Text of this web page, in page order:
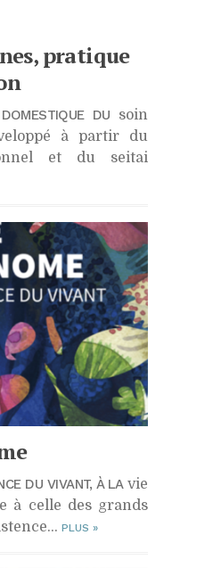
pratique
DU soin
à partir du
et du seitai
DU VIVANT, À LAvie
à celle des grands
PLUS »